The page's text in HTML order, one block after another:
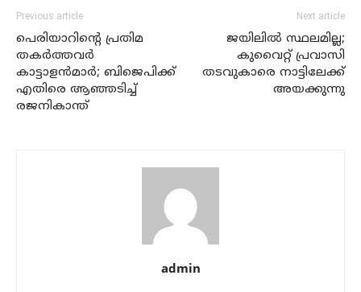
Previous article
പെരിയാറിന്റെ പ്രതിമ
തകര്‍ത്തവര്‍
കാട്ടാളന്‍മാര്‍; ബിജെപിക്ക്
എതിരെ ആഞ്ഞടിച്ച്
രജനികാന്ത്
Next article
ജയിലില്‍ സ്ഥലമില്ല;
കുവൈറ്റ് പ്രവാസി
തടവുകാരെ നാട്ടിലേക്ക്
അയക്കുന്നു
admin